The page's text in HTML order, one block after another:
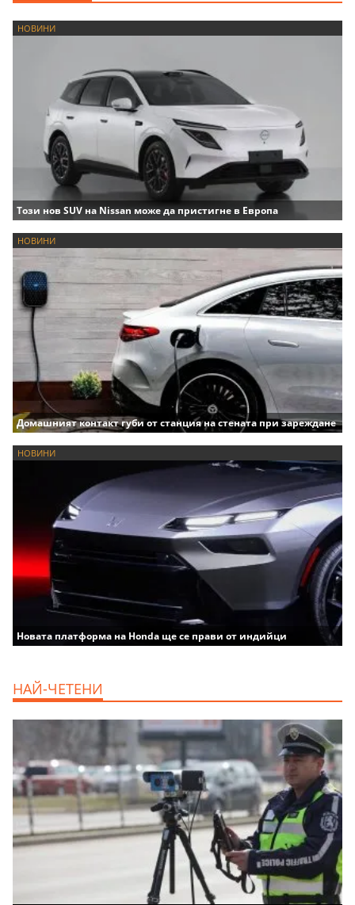
НОВИНИ
Този нов SUV на Nissan може да пристигне в Европа
НОВИНИ
Домашният контакт губи от станция на стената при зареждане
НОВИНИ
Новата платформа на Honda ще се прави от индийци
НАЙ-ЧЕТЕНИ